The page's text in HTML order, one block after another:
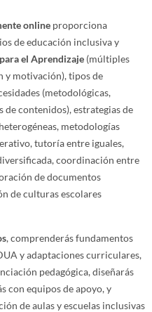
online proporciona
de educación inclusiva y
el Aprendizaje (múltiples
y motivación), tipos de
(metodológicas,
de contenidos), estrategias de
metodologías
tutoría entre iguales,
coordinación entre
de documentos
de culturas escolares
, comprenderás fundamentos
y adaptaciones curriculares,
pedagógica, diseñarás
con equipos de apoyo, y
de aulas y escuelas inclusivas